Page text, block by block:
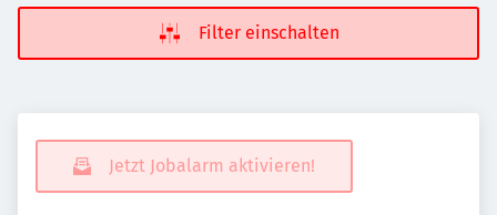
Filter einschalten
Jetzt Jobalarm aktivieren!